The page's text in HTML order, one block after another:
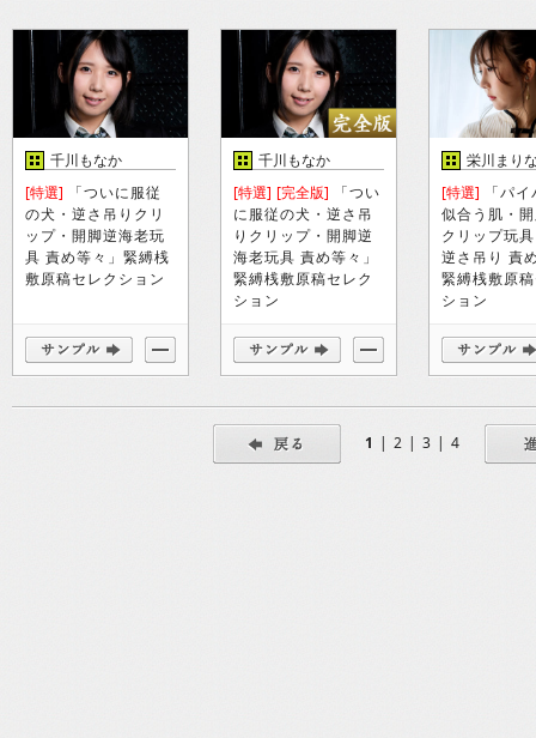
千川もなか
[特選] 「ついに服従
の犬・逆さ吊りクリ
ップ・開脚逆海老玩
具 責め等々」緊縛桟
敷原稿セレクション
千川もなか
[特選] [完全版] 「つい
に服従の犬・逆さ吊
りクリップ・開脚逆
海老玩具 責め等々」
緊縛桟敷原稿セレク
ション
栄川まり
[特選] 「パ
似合う肌・
クリップ玩
逆さ吊り 責
緊縛桟敷原
ション
1 | 2 | 3 | 4